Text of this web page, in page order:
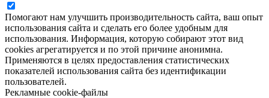
Помогают нам улучшить производительность сайта, ваш опыт
использования сайта и сделать его более удобным для
использования. Информация, которую собирают этот вид
cookies агрегатируется и по этой причине анонимна.
Применяются в целях предоставления статистических
показателей использования сайта без идентификации
пользователей.
Рекламные cookie-файлы